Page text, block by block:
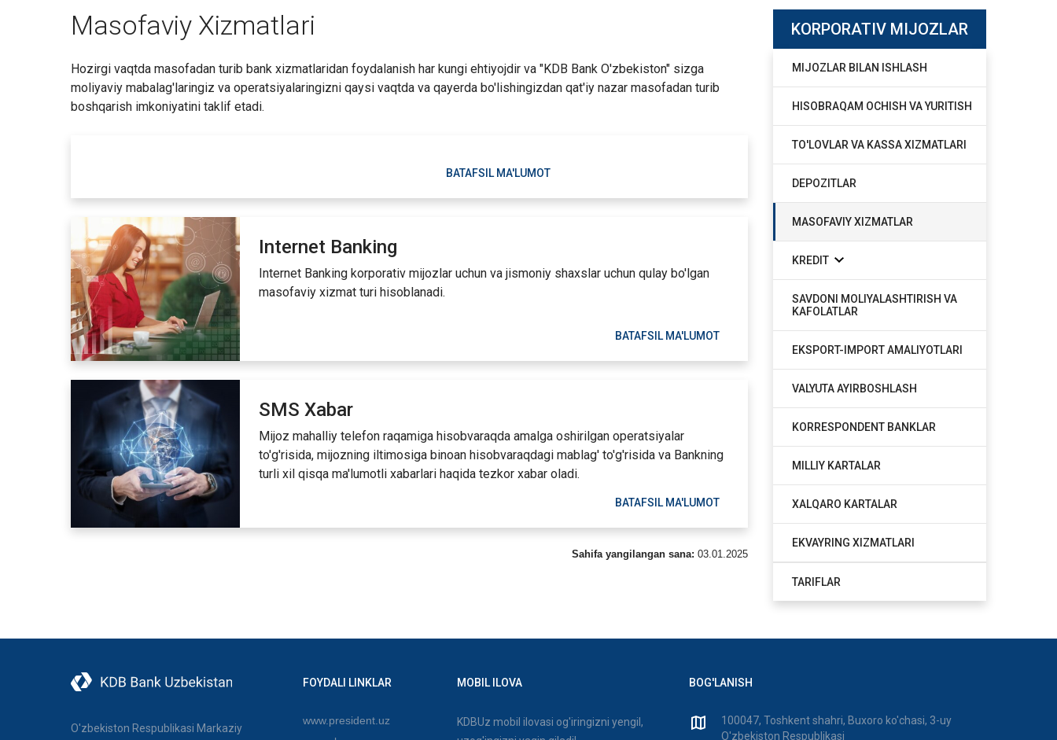
Masofaviy Xizmatlari
Hozirgi vaqtda masofadan turib bank xizmatlaridan foydalanish har kungi ehtiyojdir va "KDB Bank O'zbekiston" sizga
moliyaviy mabalag'laringiz va operatsiyalaringizni qaysi vaqtda va qayerda bo'lishingizdan qat'iy nazar masofadan turib
boshqarish imkoniyatini taklif etadi.
BATAFSIL MA'LUMOT
Internet Banking
Internet Banking korporativ mijozlar uchun va jismoniy shaxslar uchun qulay bo'lgan
masofaviy xizmat turi hisoblanadi.
BATAFSIL MA'LUMOT
SMS Xabar
Mijoz mahalliy telefon raqamiga hisobvaraqda amalga oshirilgan operatsiyalar
to'g'risida, mijozning iltimosiga binoan hisobvaraqdagi mablag' to'g'risida va Bankning
turli xil qisqa ma'lumotli xabarlari haqida tezkor xabar oladi.
BATAFSIL MA'LUMOT
Sahifa yangilangan sana: 03.01.2025
KORPORATIV MIJOZLAR
MIJOZLAR BILAN ISHLASH
HISOBRAQAM OCHISH VA YURITISH
TO'LOVLAR VA KASSA XIZMATLARI
DEPOZITLAR
MASOFAVIY XIZMATLAR
KREDIT
SAVDONI MOLIYALASHTIRISH VA
KAFOLATLAR
EKSPORT-IMPORT AMALIYOTLARI
VALYUTA AYIRBOSHLASH
KORRESPONDENT BANKLAR
MILLIY KARTALAR
XALQARO KARTALAR
EKVAYRING XIZMATLARI
TARIFLAR
O'zbekiston Respublikasi Markaziy
FOYDALI LINKLAR
www.president.uz
MOBIL ILOVA
KDBUz mobil ilovasi og'iringizni yengil,
BOG'LANISH
100047, Toshkent shahri, Buxoro ko'chasi, 3-uy
O'zbekiston Respublikasi